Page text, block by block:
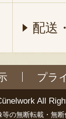
配送
プラ
All
の無断転載・無